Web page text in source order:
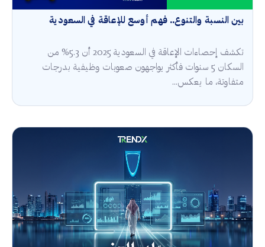
بين النسبة والتنوع.. فهم أوسع للإعاقة في السعودية
تكشف إحصاءات الإعاقة في السعودية 2025 أن 5.3% من
السكان 5 سنوات فأكثر يواجهون صعوبات وظيفية بدرجات
متفاوتة، ما يعكس...